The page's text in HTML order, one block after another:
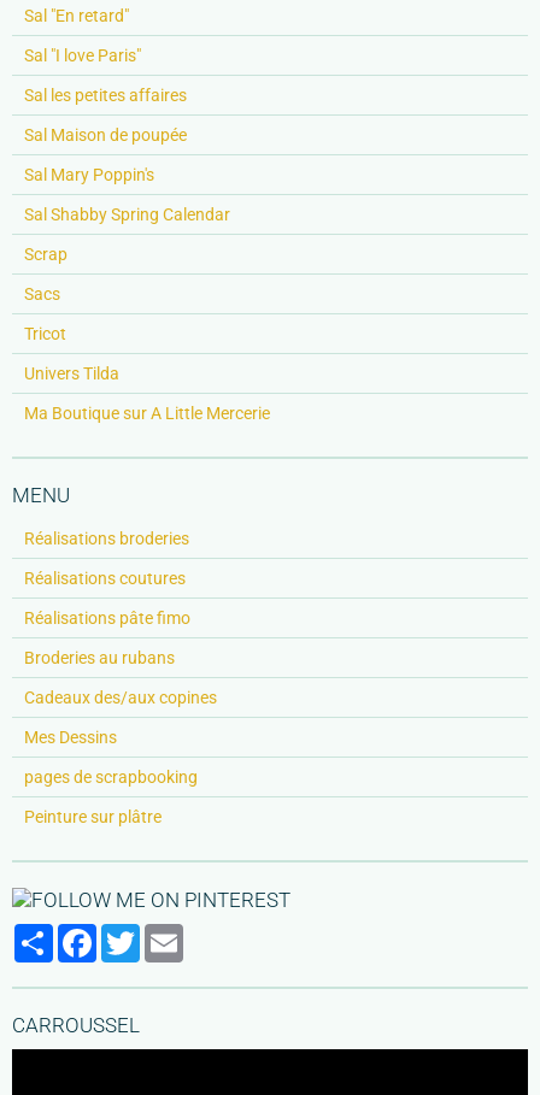
Sal "En retard"
Sal "I love Paris"
Sal les petites affaires
Sal Maison de poupée
Sal Mary Poppin's
Sal Shabby Spring Calendar
Scrap
Sacs
Tricot
Univers Tilda
Ma Boutique sur A Little Mercerie
MENU
Réalisations broderies
Réalisations coutures
Réalisations pâte fimo
Broderies au rubans
Cadeaux des/aux copines
Mes Dessins
pages de scrapbooking
Peinture sur plâtre
PartagerFacebook
Twitter
CARROUSSEL